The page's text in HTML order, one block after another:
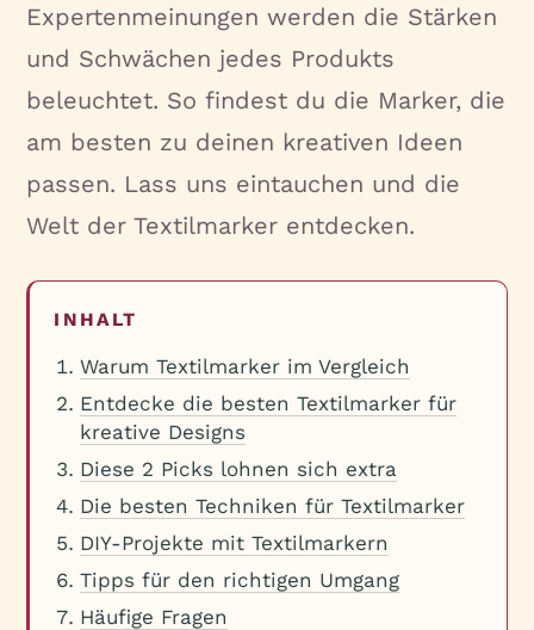
Expertenmeinungen werden die Stärken
und Schwächen jedes Produkts
beleuchtet. So findest du die Marker, die
am besten zu deinen kreativen Ideen
passen. Lass uns eintauchen und die
Welt der Textilmarker entdecken.
INHALT
Warum Textilmarker im Vergleich
Entdecke die besten Textilmarker für
kreative Designs
Diese 2 Picks lohnen sich extra
Die besten Techniken für Textilmarker
DIY-Projekte mit Textilmarkern
Tipps für den richtigen Umgang
Häufige Fragen